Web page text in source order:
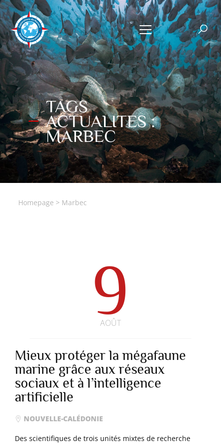
TAGS
ACTUALITES :
MARBEC
Homepage > Marbec
9
AOÛT
Mieux protéger la mégafaune
marine grâce aux réseaux
sociaux et à l’intelligence
artificielle
NOUVELLE-CALÉDONIE
Des scientifiques de trois unités mixtes de recherche